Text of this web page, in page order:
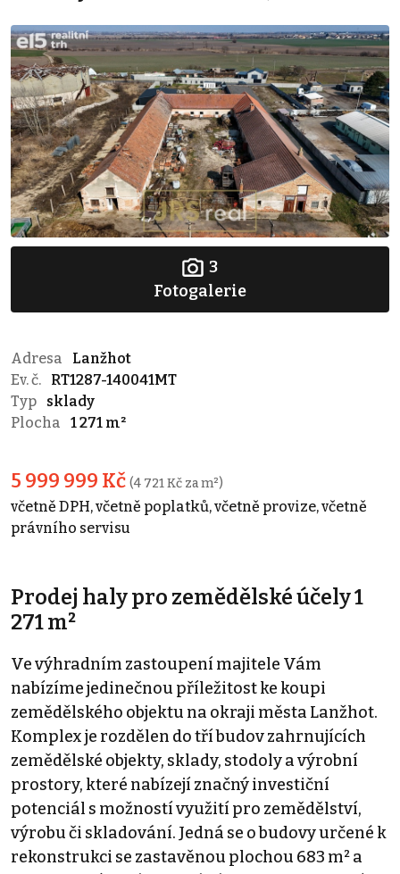
3
Fotogalerie
Adresa
Lanžhot
Ev. č.
RT1287-140041MT
Typ
sklady
Plocha
1 271 m²
5 999 999 Kč (4 721 Kč za m²)
včetně DPH, včetně poplatků, včetně provize, včetně
právního servisu
Prodej haly pro zemědělské účely 1
271 m²
Ve výhradním zastoupení majitele Vám
nabízíme jedinečnou příležitost ke koupi
zemědělského objektu na okraji města Lanžhot.
Komplex je rozdělen do tří budov zahrnujících
zemědělské objekty, sklady, stodoly a výrobní
prostory, které nabízejí značný investiční
potenciál s možností využití pro zemědělství,
výrobu či skladování. Jedná se o budovy určené k
rekonstrukci se zastavěnou plochou 683 m² a